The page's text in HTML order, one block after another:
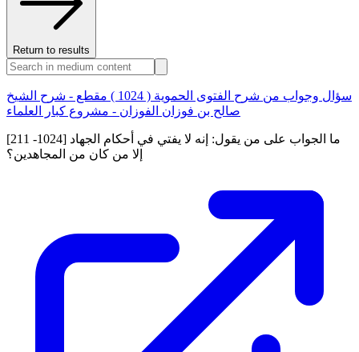
Return to results
سؤال وجواب من شرح الفتوى الحموية ( 1024 ) مقطع - شرح الشيخ
صالح بن فوزان الفوزان - مشروع كبار العلماء
[211 -1024] ما الجواب على من يقول: إنه لا يفتي في أحكام الجهاد
إلا من كان من المجاهدين؟